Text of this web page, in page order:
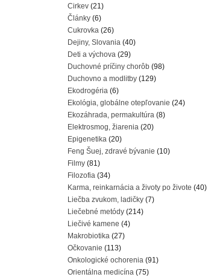
Cirkev (21)
Články (6)
Cukrovka (26)
Dejiny, Slovania (40)
Deti a výchova (29)
Duchovné príčiny chorôb (98)
Duchovno a modlitby (129)
Ekodrogéria (6)
Ekológia, globálne otepľovanie (24)
Ekozáhrada, permakultúra (8)
Elektrosmog, žiarenia (20)
Epigenetika (20)
Feng Šuej, zdravé bývanie (10)
Filmy (81)
Filozofia (34)
Karma, reinkarnácia a životy po živote (40)
Liečba zvukom, ladičky (7)
Liečebné metódy (214)
Liečivé kamene (4)
Makrobiotika (27)
Očkovanie (113)
Onkologické ochorenia (91)
Orientálna medicína (75)